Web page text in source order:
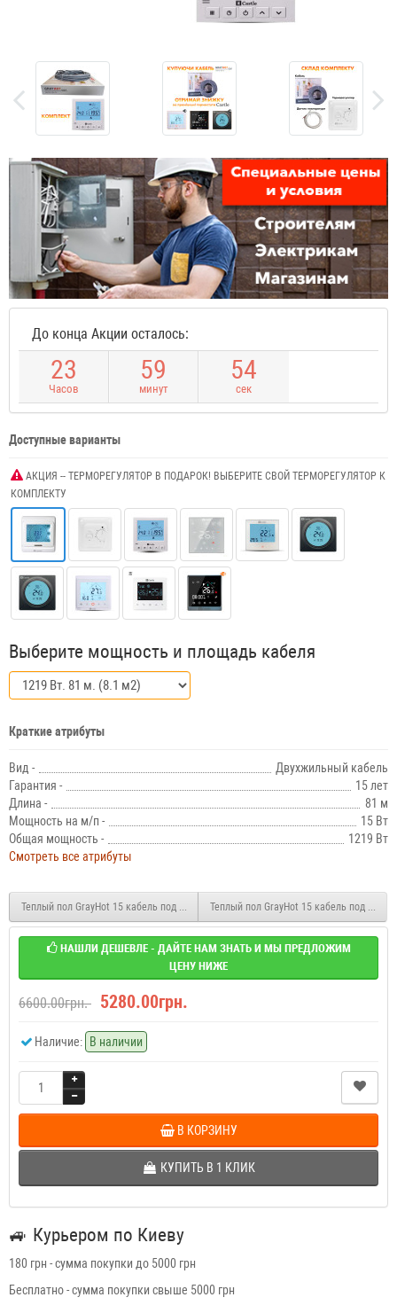
До конца Акции осталось:
23
Часов
59
минут
53
сек
Доступные варианты
АКЦИЯ -- ТЕРМОРЕГУЛЯТОР В ПОДАРОК! ВЫБЕРИТЕ СВОЙ ТЕРМОРЕГУЛЯТОР К
КОМПЛЕКТУ
Выберите мощность и площадь кабеля
Краткие атрибуты
Вид -
Двухжильный кабель
Гарантия -
15 лет
Длина -
81 м
Мощность на м/п -
15 Вт
Общая мощность -
1219 Вт
Смотреть все атрибуты
Теплый пол GrayHot 15 кабель под плитку 886 Вт. 59 м. (5.9 м2)
Теплый пол GrayHot 15 кабель под
НАШЛИ ДЕШЕВЛЕ - ДАЙТЕ НАМ ЗНАТЬ И МЫ ПРЕДЛОЖИМ
ЦЕНУ НИЖЕ
6600.00грн. 5280.00грн.
Наличие: В наличии
В КОРЗИНУ
КУПИТЬ В 1 КЛИК
🚙 Курьером по Киеву
180 грн - сумма покупки до 5000 грн
Бесплатно - сумма покупки свыше 5000 грн